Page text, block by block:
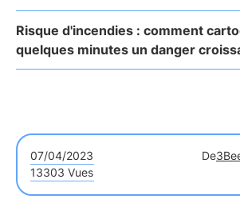
Risque d'incendies : comment
quelques minutes un danger
07/04/2023 De
13303 Vues